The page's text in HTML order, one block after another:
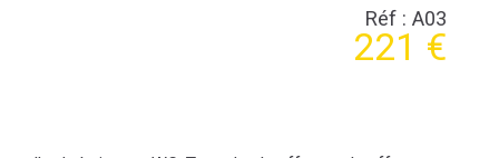
Réf : A03
221 €